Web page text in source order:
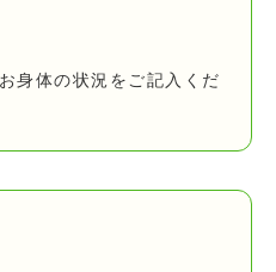
身体の状況をご記入くだ